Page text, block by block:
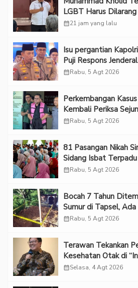
LGBT Harus
Melindungi Korban
calendar_month21 jam yang lalu
Isu pergantian
Puji Respons
“Adem”
calendar_monthRabu, 5 Agt 2026
Perkembangan
Kembali Periksa
calendar_monthRabu, 5 Agt 2026
81 Pasangan Nikah
Sidang Isbat Terpadu
calendar_monthRabu, 5 Agt 2026
Bocah 7 Tahun
Sumur di Tapsel,
calendar_monthRabu, 5 Agt 2026
Terawan Tekankan
Kesehatan Otak di
Forum 2026 UPN
calendar_monthSelasa, 4 Agt 2026